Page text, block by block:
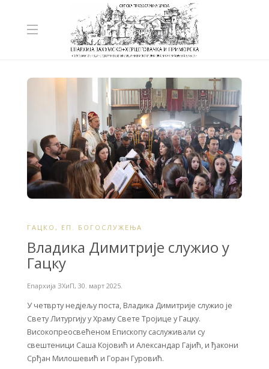
ГАЦКО , ЕП. БОГОСЛУЖЕЊА
Владика Димитрије служио у
Гацку
Епархија ЗХиП, 30. март 2025.
У четврту недјељу поста, Владика Димитрије служио је
Свету Литургију у Храму Свете Тројице у Гацку.
Високопреосвећеном Епископу саслуживали су
свештеници Саша Којовић и Александар Гајић, и ђакони
Срђан Милошевић и Горан Гуровић.